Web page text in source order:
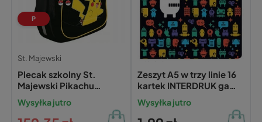
P
St. Majewski
Plecak szkolny St.
Majewski Pikachu
Pokémon 22L
Wysyłka jutro
Interdruk
Zeszyt A5 w trzy linie 16
kartek INTERDRUK game
over
Wysyłka jutro